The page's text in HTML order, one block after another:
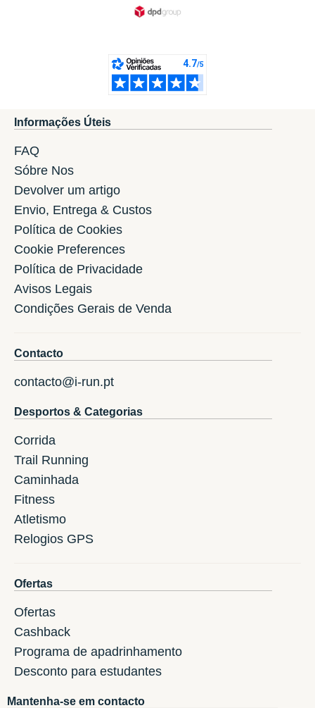
Informações Úteis
FAQ
Sóbre Nos
Devolver um artigo
Envio, Entrega & Custos
Política de Cookies
Cookie Preferences
Política de Privacidade
Avisos Legais
Condições Gerais de Venda
Contacto
contacto@i-run.pt
Desportos & Categorias
Corrida
Trail Running
Caminhada
Fitness
Atletismo
Relogios GPS
Ofertas
Ofertas
Cashback
Programa de apadrinhamento
Desconto para estudantes
Mantenha-se em contacto